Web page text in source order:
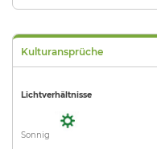
Kulturansprüche
Lichtverhältnisse
Sonnig